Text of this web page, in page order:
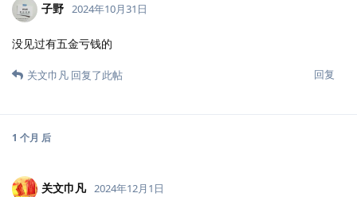
子野 2024年10月31日
没见过有五金亏钱的
回复
关文巾凡 回复了此帖
1 个月 后
关文巾凡 2024年12月1日